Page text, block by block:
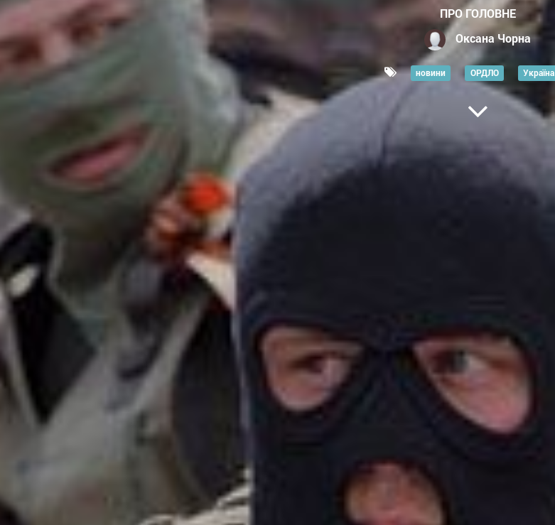
ПРО ГОЛОВНЕ
Оксана Чорна
новини ОРДЛО Україна